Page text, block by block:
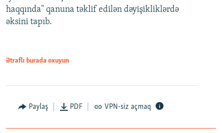
Auto 240p 360p 480p
720p 1080p
720p
haqqında" qanuna təklif edilən dəyişikliklərdə
əksini tapıb.
Ətraflı burada oxuyun
Paylaş PDF VPN-siz açmaq